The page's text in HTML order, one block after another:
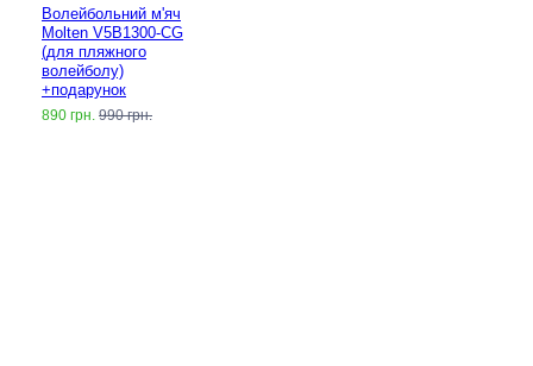
Волейбольний м'яч
Molten V5B1300-CG
(для пляжного
волейболу)
+подарунок
890 грн. 990 грн.